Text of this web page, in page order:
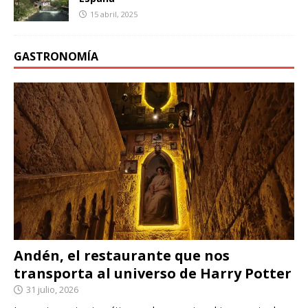
15 abril, 2025
GASTRONOMÍA
Andén, el restaurante que nos
transporta al universo de Harry Potter
31 julio, 2026